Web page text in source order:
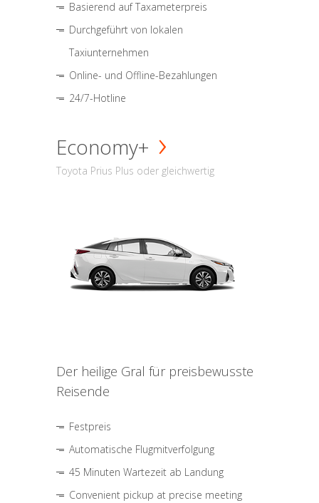
Basierend auf Taxameterpreis
Durchgeführt von lokalen
Taxiunternehmen
Online- und Offline-Bezahlungen
24/7-Hotline
Economy+
Toyota Prius Plus oder gleichwertig
Der heilige Gral für preisbewusste
Reisende
Festpreis
Automatische Flugmitverfolgung
45 Minuten Wartezeit ab Landung
Convenient pickup at precise meeting